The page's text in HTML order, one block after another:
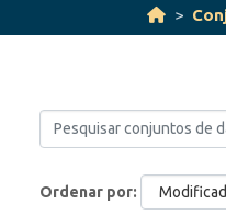
Ordenar por